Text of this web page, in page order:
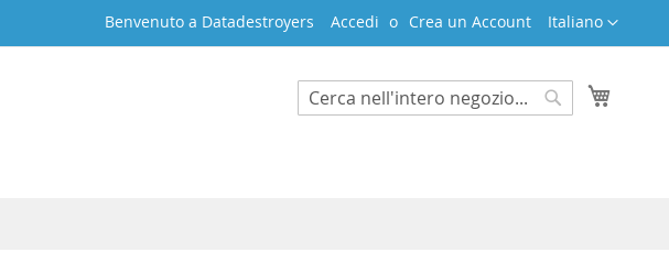
Lingua
Italiano
Benvenuto a Datadestroyers Accedi Crea un Account
Search